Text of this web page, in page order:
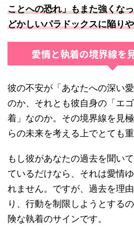
ことへの恐れ」もまた強くな
どかしいパラドックスに陥り
愛情と執着の境界線を
彼の不安が「あなたへの深い
のか、それとも彼自身の「エ
着」なのか。その境界線を見
らの未来を考える上でとても重
もし彼があなたの過去を聞い
ているだけなら、それは愛情
れません。ですが、過去を理
り、行動を制限しようとする
険な執着のサインです。